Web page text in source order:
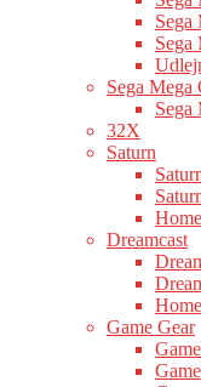
Sega
Sega Mega
Sega
32X
Saturn
Dreamcast
Game Gear